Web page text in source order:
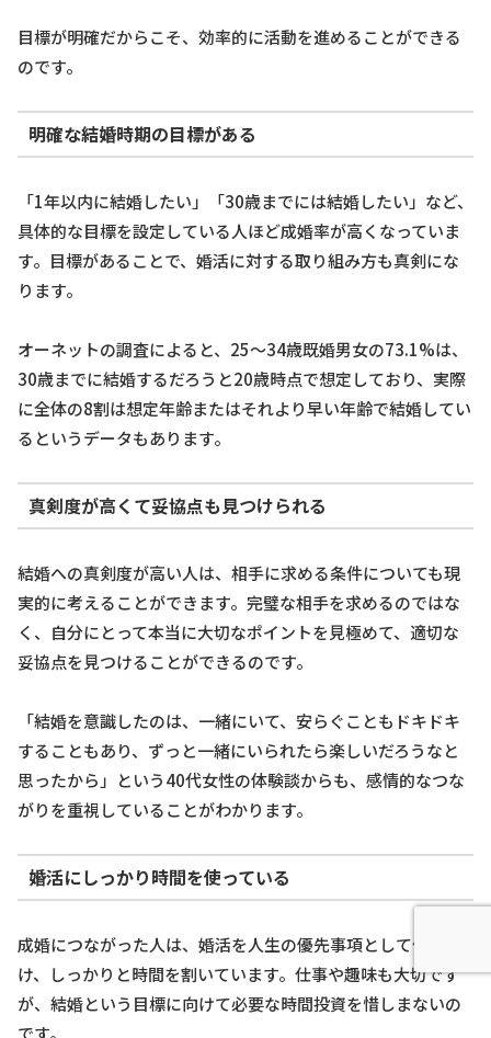
目標が明確だからこそ、効率的に活動を進めることができる
のです。
明確な結婚時期の目標がある
「1年以内に結婚したい」「30歳までには結婚したい」など、
具体的な目標を設定している人ほど成婚率が高くなっていま
す。目標があることで、婚活に対する取り組み方も真剣にな
ります。
オーネットの調査によると、25～34歳既婚男女の73.1%は、
30歳までに結婚するだろうと20歳時点で想定しており、実際
に全体の8割は想定年齢またはそれより早い年齢で結婚してい
るというデータもあります。
真剣度が高くて妥協点も見つけられる
結婚への真剣度が高い人は、相手に求める条件についても現
実的に考えることができます。完璧な相手を求めるのではな
く、自分にとって本当に大切なポイントを見極めて、適切な
妥協点を見つけることができるのです。
「結婚を意識したのは、一緒にいて、安らぐこともドキドキ
することもあり、ずっと一緒にいられたら楽しいだろうなと
思ったから」という40代女性の体験談からも、感情的なつな
がりを重視していることがわかります。
婚活にしっかり時間を使っている
成婚につながった人は、婚活を人生の優先事項として位置づ
け、しっかりと時間を割いています。仕事や趣味も大切です
が、結婚という目標に向けて必要な時間投資を惜しまないの
です。